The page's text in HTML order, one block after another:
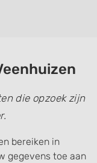
die opzoek zijn
bereiken in
gegevens toe aan